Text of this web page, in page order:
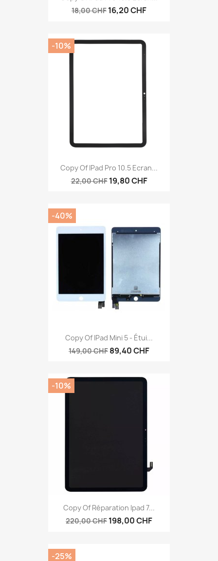
18,00 CHF 16,20 CHF
Copy Of IPad Pro 10.5 Ecran...
22,00 CHF 19,80 CHF
-10%
Copy Of IPad Mini 5 - Étui...
149,00 CHF 89,40 CHF
-40%
Copy Of Réparation Ipad 7...
220,00 CHF 198,00 CHF
-10%
-25%